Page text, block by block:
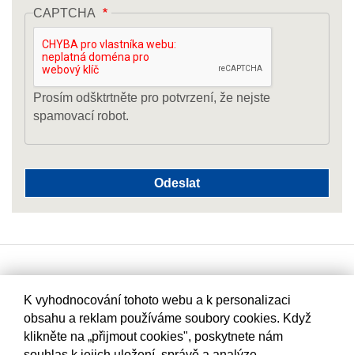
CAPTCHA
Prosím odšktrtněte pro potvrzení, že nejste
spamovací robot.
K vyhodnocování tohoto webu a k personalizaci
obsahu a reklam používáme soubory cookies. Když
klikněte na „přijmout cookies", poskytnete nám